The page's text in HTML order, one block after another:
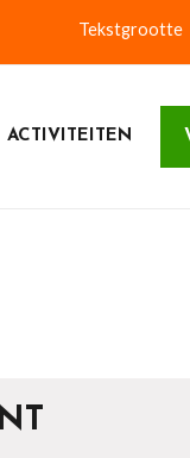
Tekstgrootte
ACTIVITEITEN